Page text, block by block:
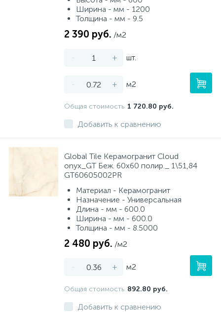
Ширина - мм - 1200
Толщина - мм - 9.5
2 390 руб. /м2
- + шт.
- + м2
Общая стоимость 1 720.80 руб.
Добавить к сравнению
Global Tile Керамогранит Cloud
onyx_GT Беж. 60x60 полир._ 1\51,84
GT60605002PR
Материал - Керамогранит
Назначение - Универсальная
Длина - мм - 600.0
Ширина - мм - 600.0
Толщина - мм - 8.5000
2 480 руб. /м2
- + м2
Общая стоимость 892.80 руб.
Добавить к сравнению